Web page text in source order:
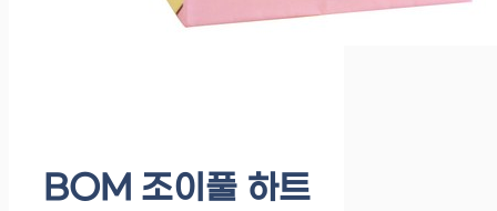
BOM 조이풀 하트